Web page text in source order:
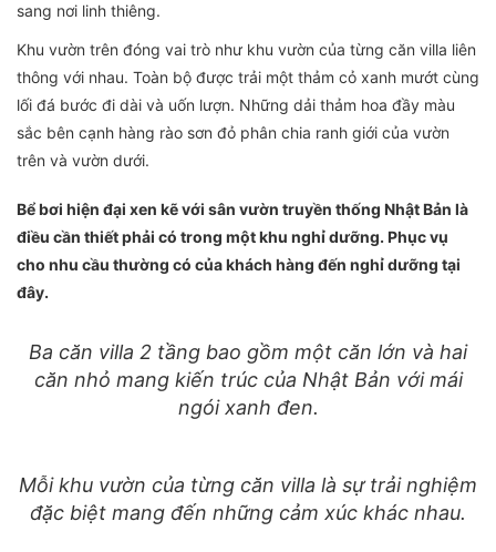
sang nơi linh thiêng.
Khu vườn trên đóng vai trò như khu vườn của từng căn villa liên
thông với nhau. Toàn bộ được trải một thảm cỏ xanh mướt cùng
lối đá bước đi dài và uốn lượn. Những dải thảm hoa đầy màu
sắc bên cạnh hàng rào sơn đỏ phân chia ranh giới của vườn
trên và vườn dưới.
Bể bơi hiện đại xen kẽ với sân vườn truyền thống Nhật Bản là
điều cần thiết phải có trong một khu nghỉ dưỡng. Phục vụ
cho nhu cầu thường có của khách hàng đến nghỉ dưỡng tại
đây.
Ba căn villa 2 tầng bao gồm một căn lớn và hai
căn nhỏ mang kiến trúc của Nhật Bản với mái
ngói xanh đen.
Mỗi khu vườn của từng căn villa là sự trải nghiệm
đặc biệt mang đến những cảm xúc khác nhau.